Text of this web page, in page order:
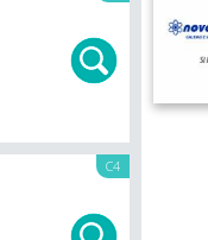
C4